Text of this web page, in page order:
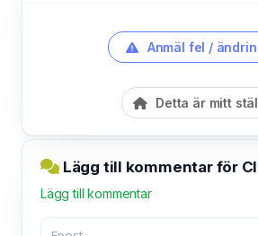
Anmäl fel /
Detta är mitt
Lägg till kommentar för
Lägg till kommentar